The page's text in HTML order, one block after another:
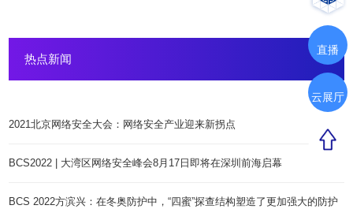
热点新闻
2021北京网络安全大会：网络安全产业迎来新拐点
BCS2022 | 大湾区网络安全峰会8月17日即将在深圳前海启幕
BCS 2022方滨兴：在冬奥防护中，“四蜜”探查结构塑造了更加强大的防护
直播
云展厅